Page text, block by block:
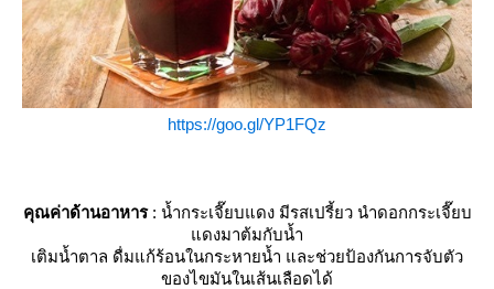
https://goo.gl/YP1FQz
คุณค่าด้านอาหาร: น้ำกระเจี๊ยบแดง มีรสเปรี้ยว นำดอกกระเจี๊ยบ
ดงมาต้มกับน้ำ
เติมน้ำตาล ดื่มแก้ร้อนในกระหายน้ำ และช่วยป้องกันการจับตัว
ของไขมันในเส้นเลือดได้